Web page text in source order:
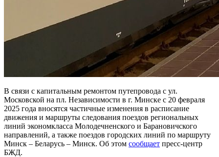
В связи с капитальным ремонтом путепровода с ул.
Московской на пл. Независимости в г. Минске с 20 февраля
2025 года вносятся частичные изменения в расписание
движения и маршруты следования поездов региональных
линий экономкласса Молодечненского и Барановичского
направлений, а также поездов городских линий по маршруту
Минск – Беларусь – Минск. Об этом сообщает пресс-центр
БЖД.